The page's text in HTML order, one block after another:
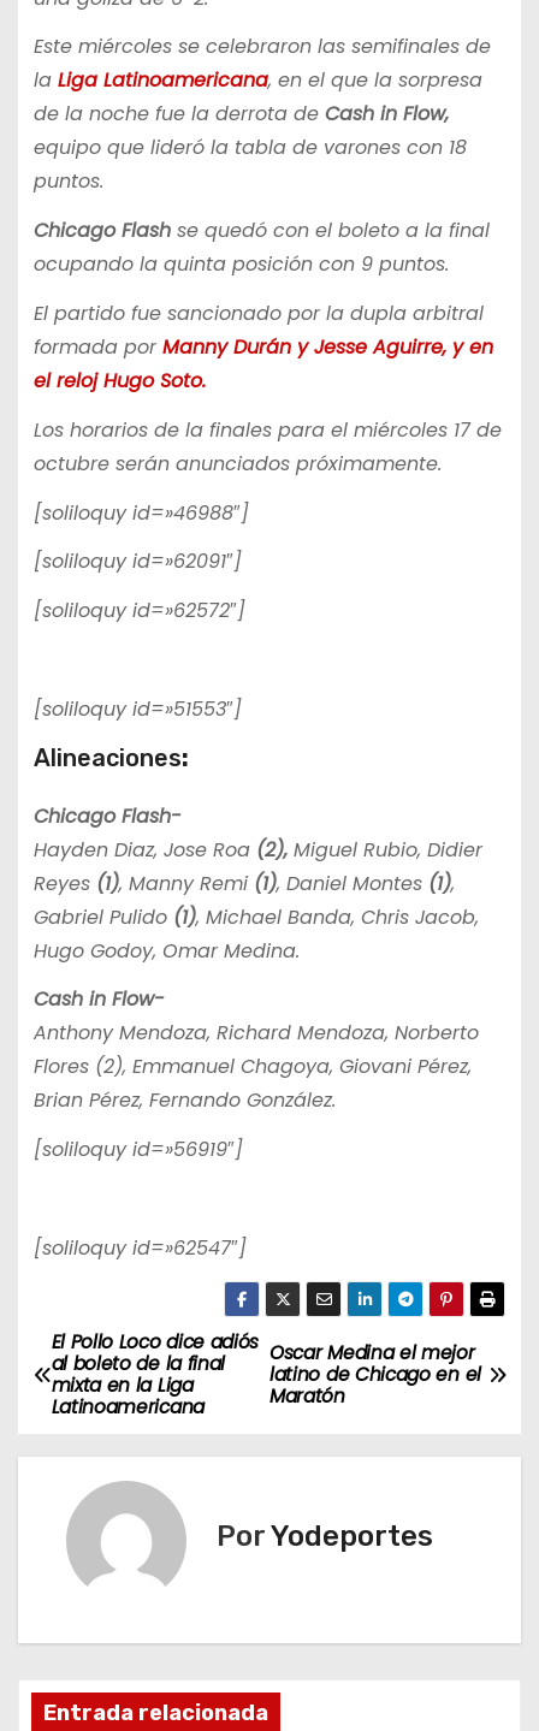
Este miércoles se celebraron las semifinales de
la Liga Latinoamericana, en el que la sorpresa
de la noche fue la derrota de Cash in Flow,
equipo que lideró la tabla de varones con 18
puntos.
Chicago Flashse quedó con el boleto a la final
ocupando la quinta posición con 9 puntos.
El partido fue sancionado por la dupla arbitral
formada porManny Durán y Jesse Aguirre, y en
el reloj Hugo Soto.
Los horarios de la finales para el miércoles 17 de
octubre serán anunciados próximamente.
[soliloquy id=»46988″]
[soliloquy id=»62091″]
[soliloquy id=»62572″]
[soliloquy id=»51553″]
Alineaciones:
Chicago Flash-
Hayden Diaz, Jose Roa (2),Miguel Rubio, Didier
Reyes (1), Manny Remi (1), Daniel Montes (1),
Gabriel Pulido (1), Michael Banda, Chris Jacob,
Hugo Godoy, Omar Medina.
Cash in Flow-
Anthony Mendoza, Richard Mendoza, Norberto
Flores (2), Emmanuel Chagoya, Giovani Pérez,
Brian Pérez, Fernando González.
[soliloquy id=»56919″]
[soliloquy id=»62547″]
N
a
v
Oscar Medina el mejor
latino de Chicago en el
Maratón
El Pollo Loco dice adiós
al boleto de la final
mixta en la Liga
Latinoamericana
PorYodeportes
Entrada relacionada